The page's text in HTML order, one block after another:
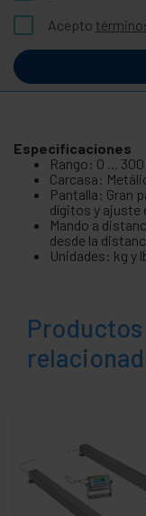
Acepto
Especificaciones
Rango: 0 ...
Carcasa:
Pantalla: Gran
dígitos y ajuste
Mando a
desde la
Unidades: kg y
Productos